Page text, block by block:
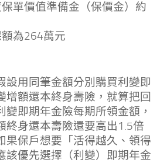
單價值準備金（保價金）約
為264萬元
設用同筆金額分別購買利變即
增額還本終身壽險，就算把回
變即期年金險每期所領金額，
終身還本壽險還要高出1.5倍
果保戶想要「活得越久、領得
該優先選擇（利變）即期年金